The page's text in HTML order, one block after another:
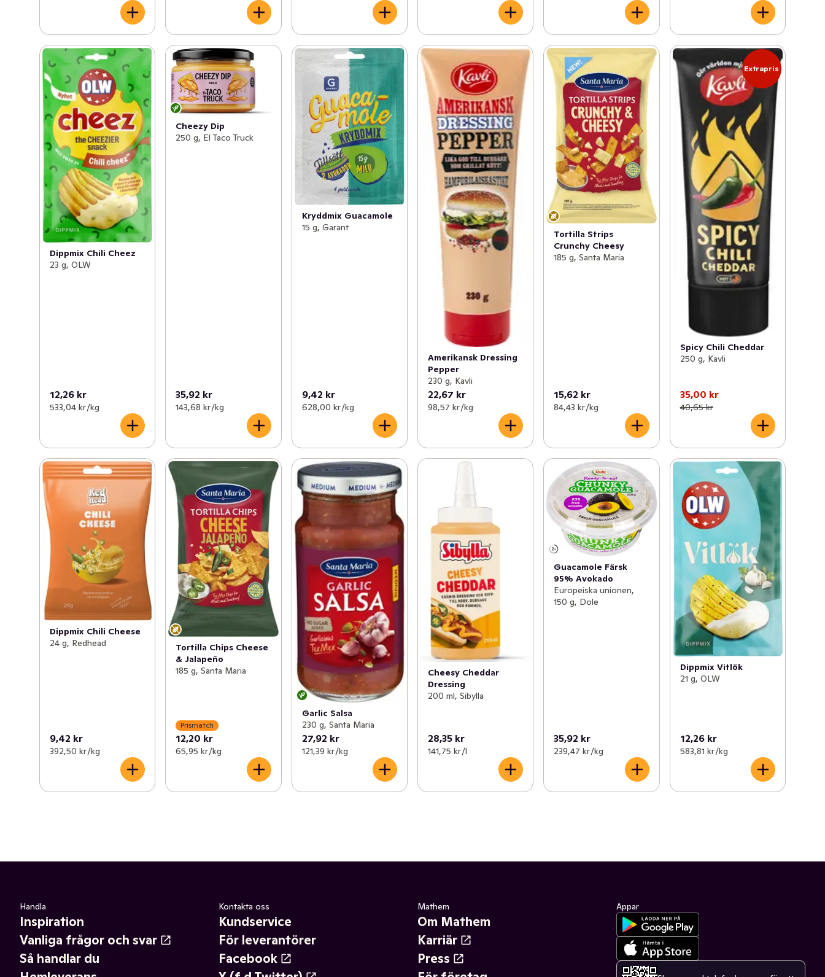
Dippmix Chili Cheez
23 g, OLW
12,26 kr
533,04 kr /kg
Cheezy Dip
250 g, El Taco Truck
35,92 kr
143,68 kr /kg
Kryddmix Guacamole
15 g, Garant
9,42 kr
628,00 kr /kg
Amerikansk Dressing
Pepper
230 g, Kavli
22,67 kr
98,57 kr /kg
Tortilla Strips
Crunchy Cheesy
185 g, Santa Maria
15,62 kr
84,43 kr /kg
Extrapris
Spicy Chili Cheddar
250 g, Kavli
35,00 kr
40,65 kr
Dippmix Chili Cheese
24 g, Redhead
9,42 kr
392,50 kr /kg
Tortilla Chips Cheese
& Jalapeño
185 g, Santa Maria
Prismatch
12,20 kr
65,95 kr /kg
Garlic Salsa
230 g, Santa Maria
27,92 kr
121,39 kr /kg
Cheesy Cheddar
Dressing
200 ml, Sibylla
28,35 kr
141,75 kr /l
Guacamole Färsk
95% Avokado
Europeiska unionen,
150 g, Dole
35,92 kr
239,47 kr /kg
Dippmix Vitlök
21 g, OLW
12,26 kr
583,81 kr /kg
Handla
Inspiration
Vanliga frågor och svar
Så handlar du
Kontakta oss
Kundservice
För leverantörer
Facebook
Mathem
Om Mathem
Karriär
Press
Appar